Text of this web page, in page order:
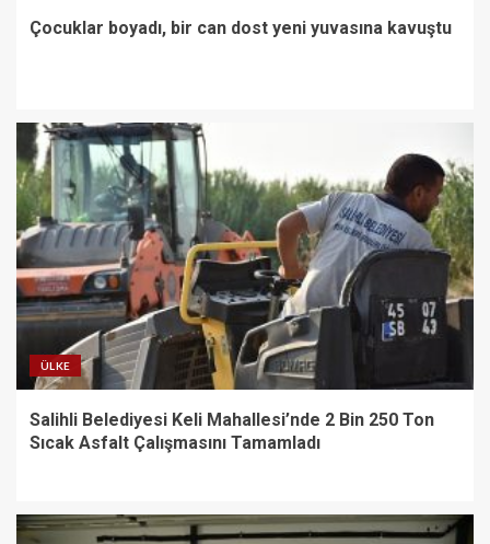
Çocuklar boyadı, bir can dost yeni yuvasına kavuştu
ÜLKE
Salihli Belediyesi Keli Mahallesi’nde 2 Bin 250 Ton
Sıcak Asfalt Çalışmasını Tamamladı